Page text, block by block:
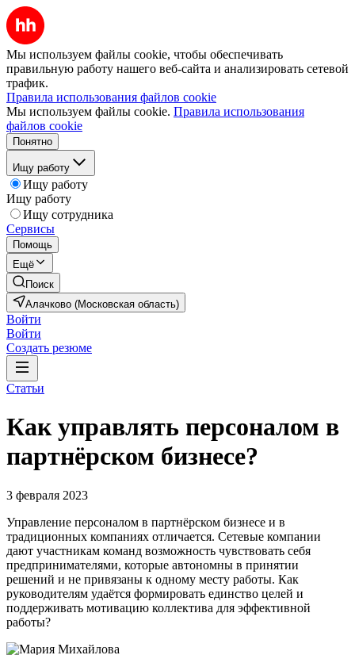
Мы используем файлы cookie, чтобы обеспечивать
правильную работу нашего веб-сайта и анализировать сетевой
трафик.
Правила использования файлов cookie
Мы используем файлы cookie. Правила использования
файлов cookie
Понятно
Ищу работу
Ищу работу
Ищу работу
Ищу сотрудника
Сервисы
Помощь
Ещё
Поиск
Алачково (Московская область)
Войти
Войти
Создать резюме
Статьи
Как управлять персоналом в
партнёрском бизнесе?
3 февраля 2023
Управление персоналом в партнёрском бизнесе и в
традиционных компаниях отличается. Сетевые компании
дают участникам команд возможность чувствовать себя
предпринимателями, которые автономны в принятии
решений и не привязаны к одному месту работы. Как
руководителям удаётся формировать единство целей и
поддерживать мотивацию коллектива для эффективной
работы?